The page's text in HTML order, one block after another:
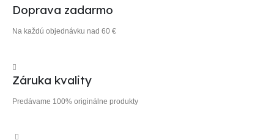
Doprava zadarmo
Na každú objednávku nad 60 €
Záruka kvality
Predávame 100% originálne produkty